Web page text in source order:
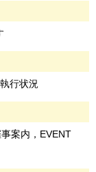
行状況
事案内，EVENT